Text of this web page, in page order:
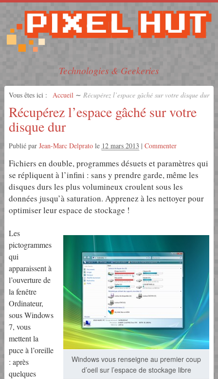
Technologies & Geekeries
Vous êtes ici : Accueil ∼ Récupérez l’espace gâché sur votre disque dur
Récupérez l’espace gâché sur votre
disque dur
Publié par Jean-Marc Delpratole 12 mars 2013 | Commenter
Fichiers en double, programmes désuets et paramètres qui
se répliquent à l’infini : sans y prendre garde, même les
disques durs les plus volumineux croulent sous les
données jusqu’à saturation. Apprenez à les nettoyer pour
optimiser leur espace de stockage !
Windows vous renseigne au premier coup
d’oeil sur l’espace de stockage libre
Les
pictogrammes
qui
apparaissent à
l’ouverture de
la fenêtre
Ordinateur,
sous Windows
7, vous
mettent la
puce à l’oreille
: après
quelques